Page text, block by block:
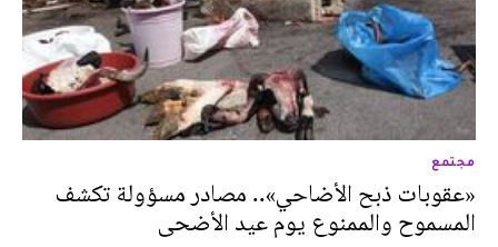
مجتمع
«عقوبات ذبح الأضاحي».. مصادر مسؤولة تكشف
المسموح والممنوع يوم عيد الأضحى